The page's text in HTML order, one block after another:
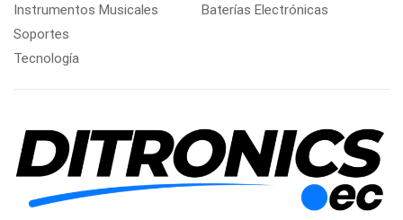
Instrumentos Musicales
Soportes
Tecnología
Baterías Electrónicas